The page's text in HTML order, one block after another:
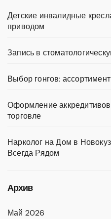
Детские инвалидные
приводом
Запись в
Выбор гонгов:
Оформление
торговле
Нарколог на Дом в
Всегда Рядом
Архив
Май 2026